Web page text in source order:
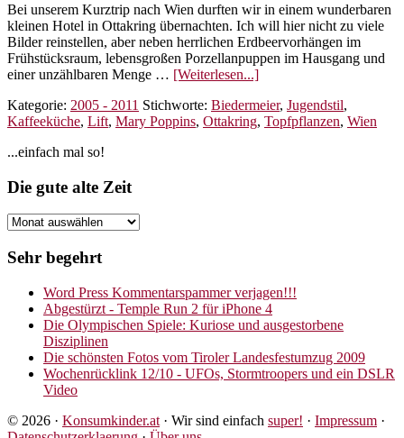
Bei unserem Kurztrip nach Wien durften wir in einem wunderbaren
kleinen Hotel in Ottakring übernachten. Ich will hier nicht zu viele
Bilder reinstellen, aber neben herrlichen Erdbeervorhängen im
Frühstücksraum, lebensgroßen Porzellanpuppen im Hausgang und
einer unzählbaren Menge … [Weiterlesen...]ÜberWundersame
Wien:
Aufzüge
Kategorie: 2005 - 2011 Stichworte: Biedermeier, Jugendstil,
Kaffeeküche, Lift, Mary Poppins, Ottakring, Topfpflanzen, Wien
Seitenspalte
...einfach mal so!
Footer
Die gute alte Zeit
Die
alte
Sehr begehrt
Word Press Kommentarspammer verjagen!!!
Abgestürzt - Temple Run 2 für iPhone 4
Die Olympischen Spiele: Kuriose und ausgestorbene
Disziplinen
Die schönsten Fotos vom Tiroler Landesfestumzug 2009
Wochenrücklink 12/10 - UFOs, Stormtroopers und ein DSLR
Video
© 2026 · Konsumkinder.at · Wir sind einfach super! · Impressum ·